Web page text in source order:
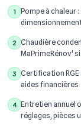
1
Pompe à chaleur
2
Chaudière
MaPrimeRénov'
3
Certification
aides financières
4 Entretien annuel
réglages, pièces